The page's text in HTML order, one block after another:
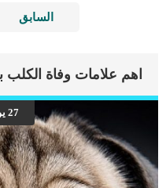
السابق
اهم علامات وفاة
27 يوليو 2023